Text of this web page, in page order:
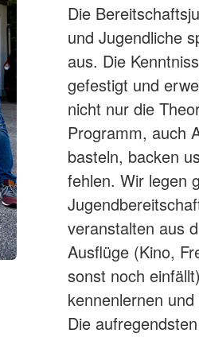
Die
und Jugendliche
aus. Die
gefestigt und
nicht nur die
Programm, auch
basteln, backen
fehlen. Wir legen
veranstalten aus
Ausflüge (Kino,
sonst noch
kennenlernen
Die